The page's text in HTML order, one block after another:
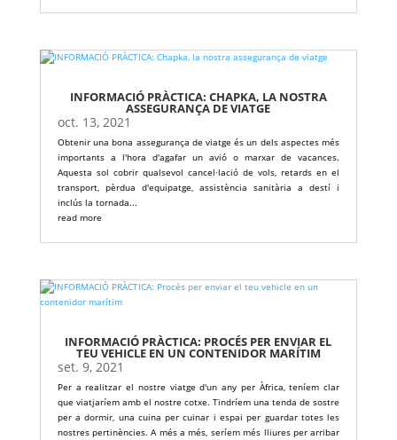
INFORMACIÓ PRÀCTICA: CHAPKA, LA NOSTRA
ASSEGURANÇA DE VIATGE
oct. 13, 2021
Obtenir una bona assegurança de viatge és un dels aspectes més
importants a l'hora d'agafar un avió o marxar de vacances.
Aquesta sol cobrir qualsevol cancel·lació de vols, retards en el
transport, pèrdua d'equipatge, assistència sanitària a destí i
inclús la tornada...
read more
INFORMACIÓ PRÀCTICA: PROCÉS PER ENVIAR EL
TEU VEHICLE EN UN CONTENIDOR MARÍTIM
set. 9, 2021
Per a realitzar el nostre viatge d'un any per Àfrica, teníem clar
que viatjaríem amb el nostre cotxe. Tindríem una tenda de sostre
per a dormir, una cuina per cuinar i espai per guardar totes les
nostres pertinències. A més a més, seríem més lliures per arribar